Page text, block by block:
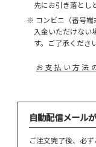
先にお引き落とし
※ コンビニ（番号端
入金いただけない
す。ご了承ください
お支払い方法
自動配信メール
ご注文完了後、必